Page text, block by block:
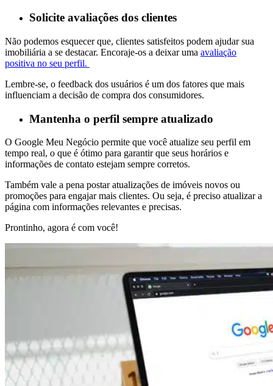
Solicite avaliações dos clientes
Não podemos esquecer que, clientes satisfeitos podem ajudar sua
imobiliária a se destacar. Encoraje-os a deixar uma avaliação
positiva no seu perfil.
Lembre-se, o feedback dos usuários é um dos fatores que mais
influenciam a decisão de compra dos consumidores.
Mantenha o perfil sempre atualizado
O Google Meu Negócio permite que você atualize seu perfil em
tempo real, o que é ótimo para garantir que seus horários e
informações de contato estejam sempre corretos.
Também vale a pena postar atualizações de imóveis novos ou
promoções para engajar mais clientes. Ou seja, é preciso atualizar a
página com informações relevantes e precisas.
Prontinho, agora é com você!